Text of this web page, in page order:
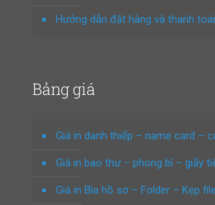
Hướng dẫn đặt hàng và thanh
Bảng giá
Giá in danh thiếp – name card –
Giá in bao thư – phong bì – giấy
Giá in Bìa hồ sơ – Folder – Kẹp file